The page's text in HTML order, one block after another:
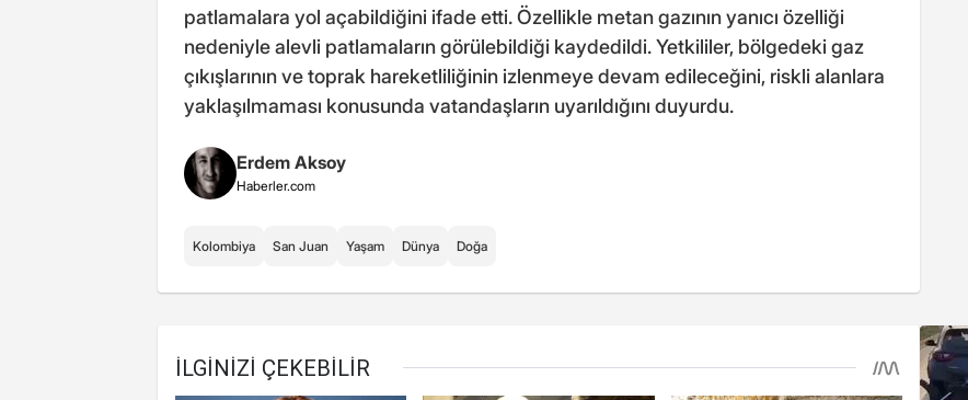
patlamalara yol açabildiğini ifade etti. Özellikle metan gazının yanıcı özelliği
nedeniyle alevli patlamaların görülebildiği kaydedildi. Yetkililer, bölgedeki gaz
çıkışlarının ve toprak hareketliliğinin izlenmeye devam edileceğini, riskli alanlara
yaklaşılmaması konusunda vatandaşların uyarıldığını duyurdu.
Erdem Aksoy
Haberler.com
Kolombiya San Juan Yaşam Dünya Doğa